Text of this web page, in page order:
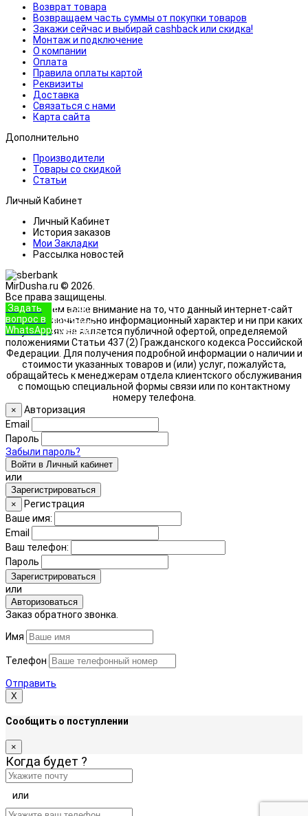
Возврат товара
Возвращаем часть суммы от покупки товаров
Закажи сейчас и выбирай cashback или скидка!
Монтаж и подключение
О компании
Оплата
Правила оплаты картой
Реквизиты
Доставка
Связаться с нами
Карта сайта
Дополнительно
Производители
Товары со скидкой
Статьи
Личный Кабинет
Личный Кабинет
История заказов
Мои Закладки
Рассылка новостей
MirDusha.ru © 2026.
Все права защищены.
Обращаем ваше внимание на то, что данный интернет-сайт
носит исключительно информационный характер и ни при каких
условиях не является публичной офертой, определяемой
положениями Статьи 437 (2) Гражданского кодекса Российской
Федерации. Для получения подробной информации о наличии и
стоимости указанных товаров и (или) услуг, пожалуйста,
обращайтесь к менеджерам отдела клиентского обслуживания
с помощью специальной формы связи или по контактному
номеру телефона.
Задать
вопрос в
WhatsApp
+7 (933)
888-8322
Позвонить
×
Авторизация
Email
Пароль
Забыли пароль?
Войти в Личный кабинет
или
Зарегистрироваться
×
Регистрация
Ваше имя:
Email
Ваш телефон:
Пароль
Зарегистрироваться
или
Авторизоваться
Заказ обратного звонка.
Имя
Телефон
Отправить
Х
Сообщить о поступлении
×
Когда будет ?
или